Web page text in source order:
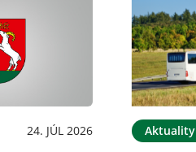
24. JÚL 2026 Aktuality